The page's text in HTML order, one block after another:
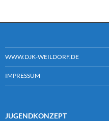
WWW.DJK-WEILDORF.DE
IMPRESSUM
JUGENDKONZEPT